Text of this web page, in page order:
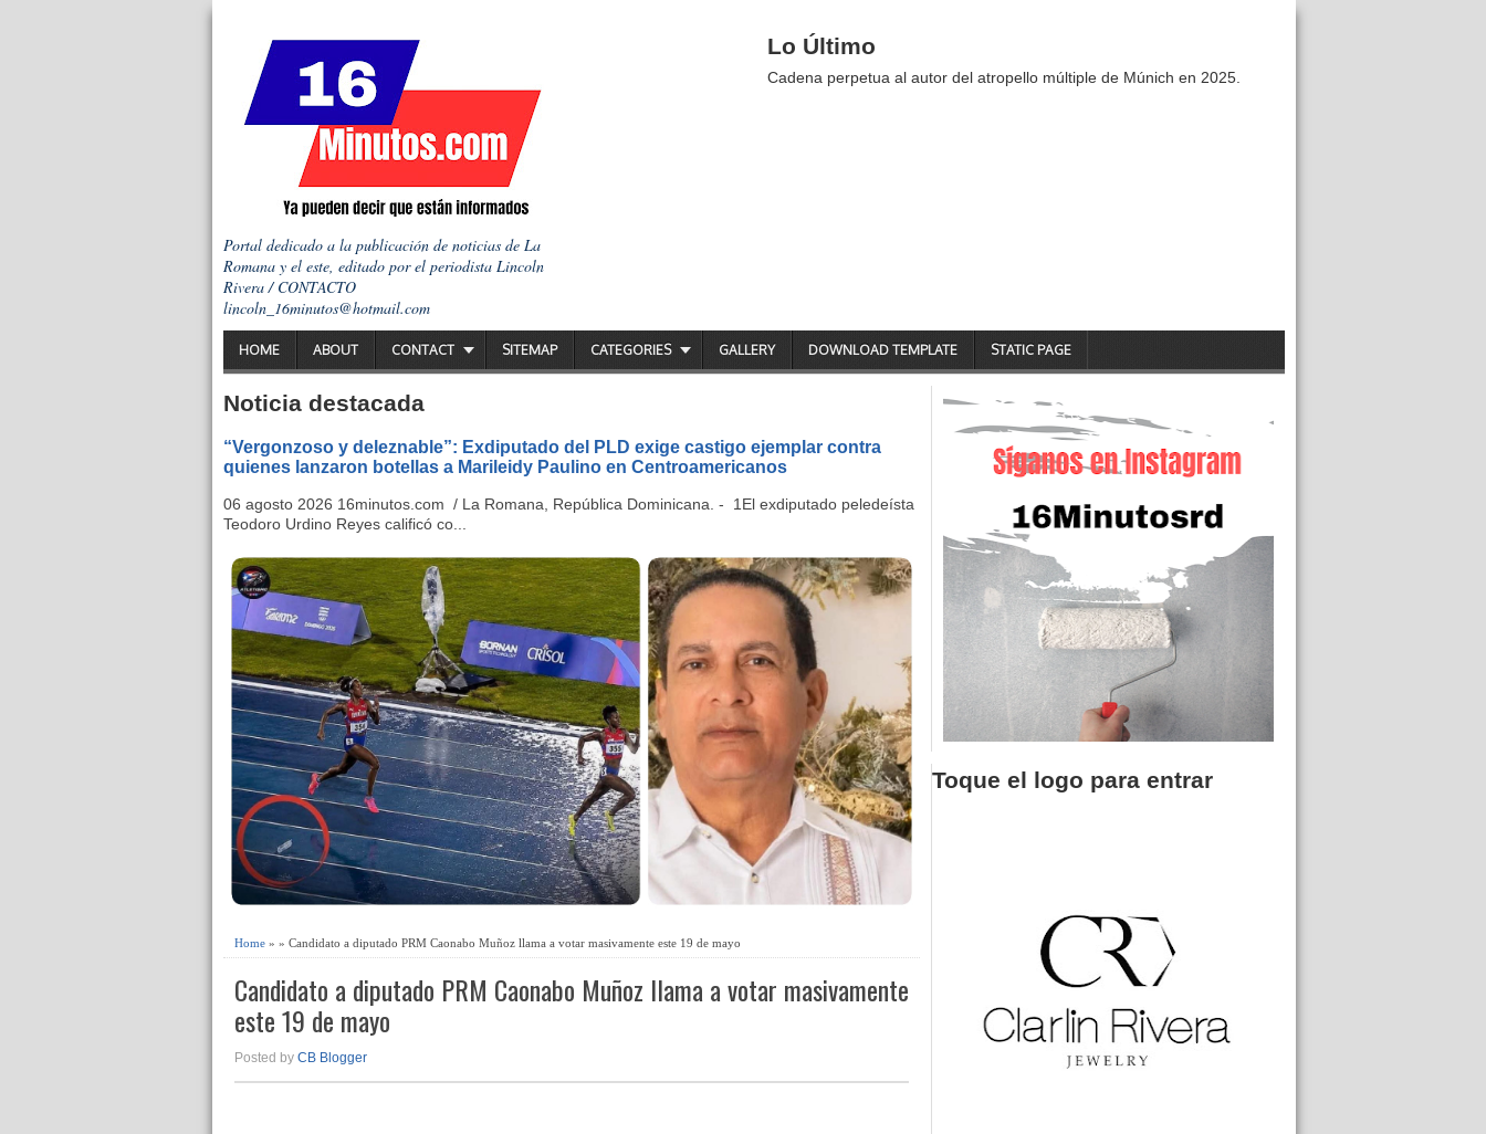
Portal dedicado a la publicación de noticias de La
Romana y el este, editado por el periodista Lincoln
Rivera / CONTACTO
lincoln_16minutos@hotmail.com
Lo Último
Cadena perpetua al autor del atropello múltiple de Múnich en 2025.
HOME ABOUT CONTACT SITEMAP CATEGORIES GALLERY DOWNLOAD TEMPLATE STATIC PAGE
Noticia destacada
“Vergonzoso y deleznable”: Exdiputado del PLD exige castigo ejemplar contra
quienes lanzaron botellas a Marileidy Paulino en Centroamericanos
06 agosto 2026 16minutos.com / La Romana, República Dominicana. - 1El exdiputado peledeísta
Teodoro Urdino Reyes calificó co...
Home » » Candidato a diputado PRM Caonabo Muñoz llama a votar masivamente este 19 de mayo
Candidato a diputado PRM Caonabo Muñoz llama a votar masivamente
este 19 de mayo
Posted by CB Blogger
Toque el logo para entrar